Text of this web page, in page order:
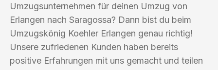
Umzugsunternehmen für deinen Umzug von
Erlangen nach Saragossa? Dann bist du beim
Umzugskönig Koehler Erlangen genau richtig!
Unsere zufriedenen Kunden haben bereits
positive Erfahrungen mit uns gemacht und teilen